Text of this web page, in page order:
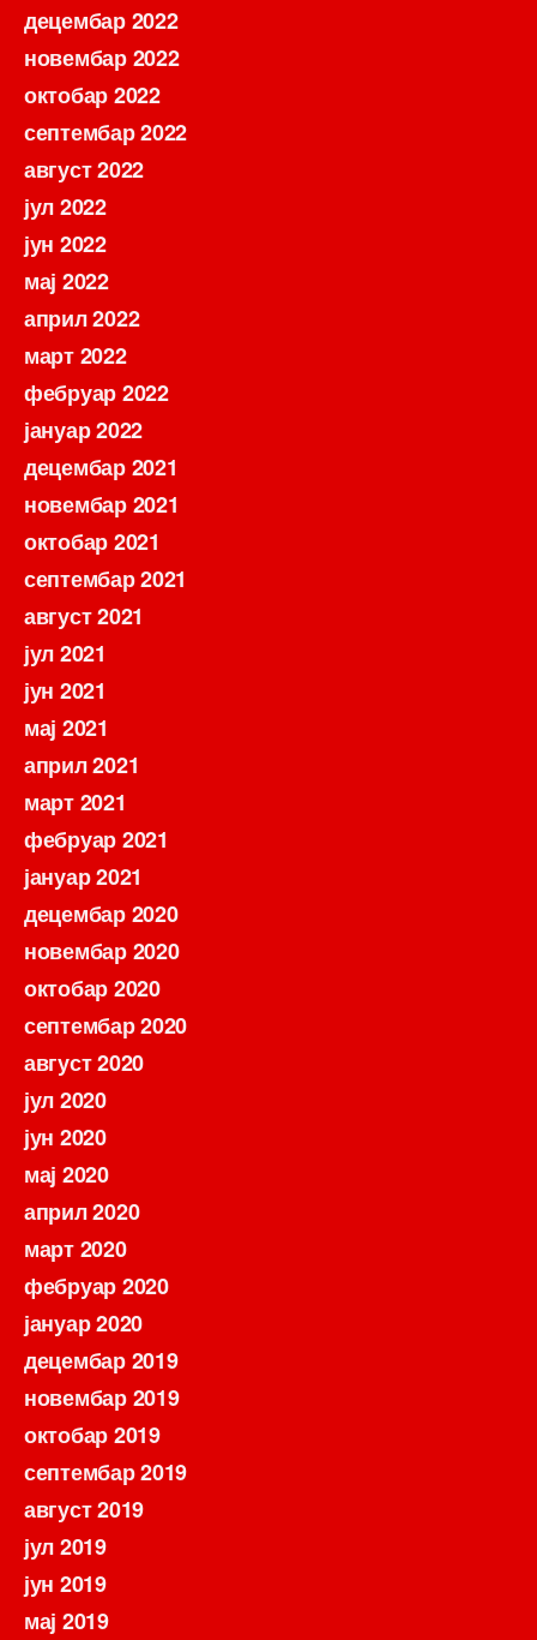
децембар 2022
новембар 2022
октобар 2022
септембар 2022
август 2022
јул 2022
јун 2022
мај 2022
април 2022
март 2022
фебруар 2022
јануар 2022
децембар 2021
новембар 2021
октобар 2021
септембар 2021
август 2021
јул 2021
јун 2021
мај 2021
април 2021
март 2021
фебруар 2021
јануар 2021
децембар 2020
новембар 2020
октобар 2020
септембар 2020
август 2020
јул 2020
јун 2020
мај 2020
април 2020
март 2020
фебруар 2020
јануар 2020
децембар 2019
новембар 2019
октобар 2019
септембар 2019
август 2019
јул 2019
јун 2019
мај 2019